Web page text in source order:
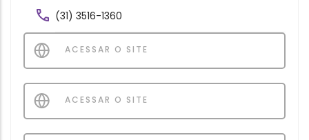
(31) 3516-1360
ACESSAR O SITE
ACESSAR O SITE